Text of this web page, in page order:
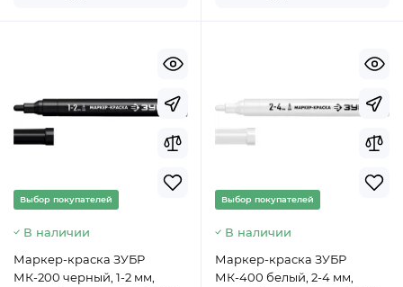
Выбор покупателей
В наличии
Маркер-краска ЗУБР
МК-200 черный, 1-2 мм,
Выбор покупателей
В наличии
Маркер-краска ЗУБР
МК-400 белый, 2-4 мм,